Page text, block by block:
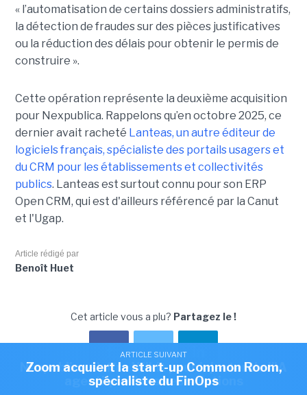
ARTICLE SUIVANT
Nexpublica s'offre Wikit pour injecter de l'IA
agentique dans ses solutions
« l’automatisation de certains dossiers administratifs,
la détection de fraudes sur des pièces justificatives
ou la réduction des délais pour obtenir le permis de
construire ».
Cette opération représente la deuxième acquisition
pour Nexpublica. Rappelons qu’en octobre 2025, ce
dernier avait racheté Lanteas, un autre éditeur de
logiciels français, spécialiste des portails usagers et
du CRM pour les établissements et collectivités
publics. Lanteas est surtout connu pour son ERP
Open CRM, qui est d'ailleurs référencé par la Canut
et l'Ugap.
Article rédigé par
Benoît Huet
Cet article vous a plu? Partagez le !
ARTICLE SUIVANT
Zoom acquiert la start-up Common Room,
spécialiste du FinOps